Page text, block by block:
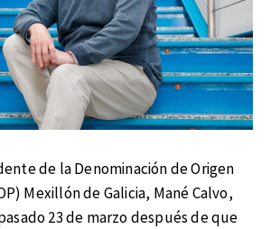
de la Denominación de Origen
Mexillón de Galicia, Mané Calvo,
23 de marzo después de que